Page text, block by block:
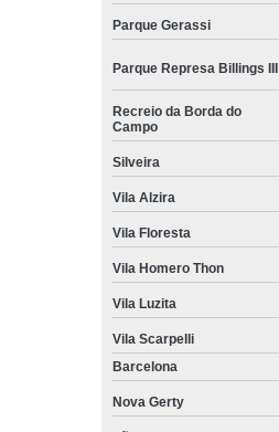
Parque Gerassi
Parque Represa Billings III
Recreio da Borda do
Campo
Silveira
Vila Alzira
Vila Floresta
Vila Homero Thon
Vila Luzita
Vila Scarpelli
Barcelona
Nova Gerty